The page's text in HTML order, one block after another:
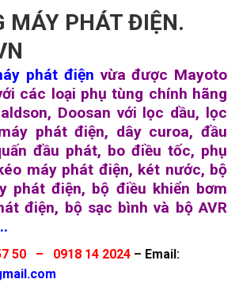
MÁY PHÁT ĐIỆN.
phát điệnvừa được Mayoto
các loại phụ tùng chính hãng
Doosan với lọc dầu, lọc
phát điện, dây curoa, đầu
đầu phát, bo điều tốc, phụ
máy phát điện, két nước, bộ
phát điện, bộ điều khiển bơm
điện, bộ sạc bình và bộ AVR
..
50 – 0918 14 2024 – Email: